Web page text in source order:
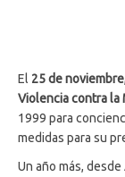
El 25 de
Violencia contra la
1999 para
medidas para su
Un año más,